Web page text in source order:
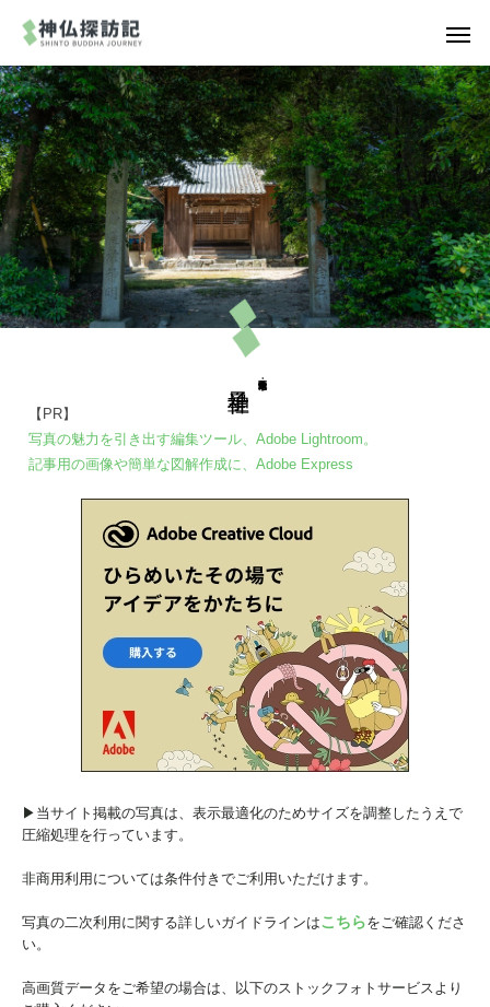
【PR】
写真の魅力を引き出す編集ツール、Adobe Lightroom。
記事用の画像や簡単な図解作成に、Adobe Express
▶︎当サイト掲載の写真は、表示最適化のためサイズを調整したうえで
圧縮処理を行っています。
非商用利用については条件付きでご利用いただけます。
写真の二次利用に関する詳しいガイドラインはこちらをご確認くださ
い。
高画質データをご希望の場合は、以下のストックフォトサービスより